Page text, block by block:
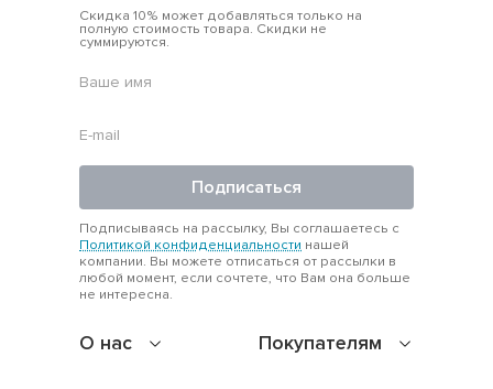
О нас Покупателям
Скидка 10% может добавляться только на
полную стоимость товара. Скидки не
суммируются.
Подписаться
Подписываясь на рассылку, Вы соглашаетесь с
Политикой конфиденциальности нашей
компании. Вы можете отписаться от рассылки в
любой момент, если сочтете, что Вам она больше
не интересна.